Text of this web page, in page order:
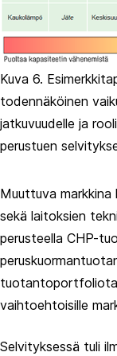
Kuva 6.
todennäköinen
jatkuvuudelle ja
perustuen
Muuttuva
sekä laitoksien
perusteella CHP-
vaihtoehtoisille
Selvityksessä tuli